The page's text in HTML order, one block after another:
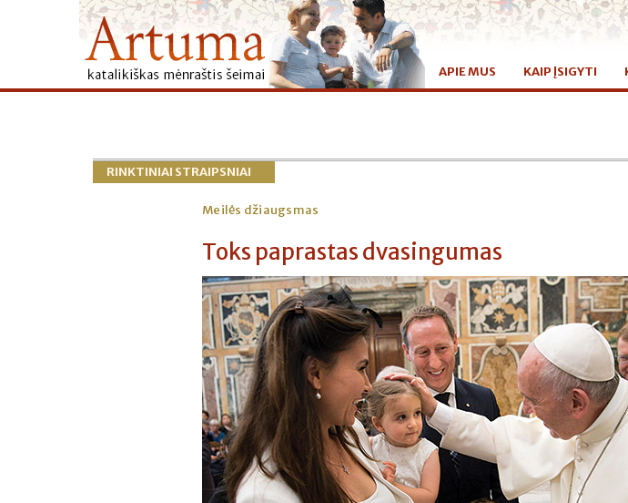
APIE MUS KAIP ĮSIGYTI
RINKTINIAI STRAIPSNIAI
Meilės džiaugsmas
Toks paprastas dvasingumas